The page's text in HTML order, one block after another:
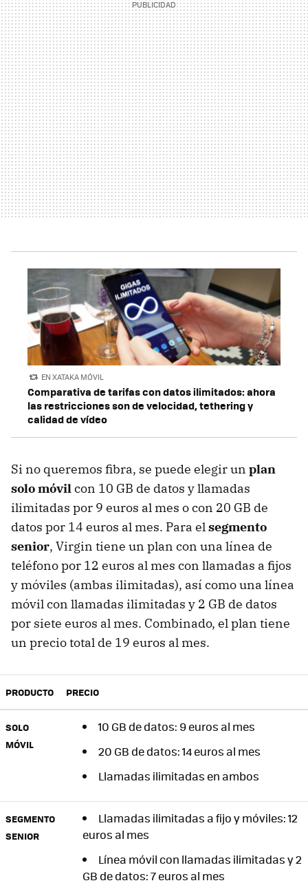
EN XATAKA MÓVIL
Comparativa de tarifas con datos ilimitados: ahora
las restricciones son de velocidad, tethering y
calidad de vídeo
Si no queremos fibra, se puede elegir un plan
solo móvilcon 10 GB de datos y llamadas
ilimitadas por 9 euros al mes o con 20 GB de
datos por 14 euros al mes. Para elsegmento
senior, Virgin tiene un plan con una línea de
teléfono por 12 euros al mes con llamadas a fijos
y móviles (ambas ilimitadas), así como una línea
móvil con llamadas ilimitadas y 2 GB de datos
por siete euros al mes. Combinado, el plan tiene
un precio total de 19 euros al mes.
PRODUCTO PRECIO
SOLO
MÓVIL
10 GB de datos: 9 euros al mes
20 GB de datos: 14 euros al mes
Llamadas ilimitadas en ambos
SEGMENTO
SENIOR
Llamadas ilimitadas a fijo y móviles: 12
euros al mes
Línea móvil con llamadas ilimitadas y 2
GB de datos: 7 euros al mes